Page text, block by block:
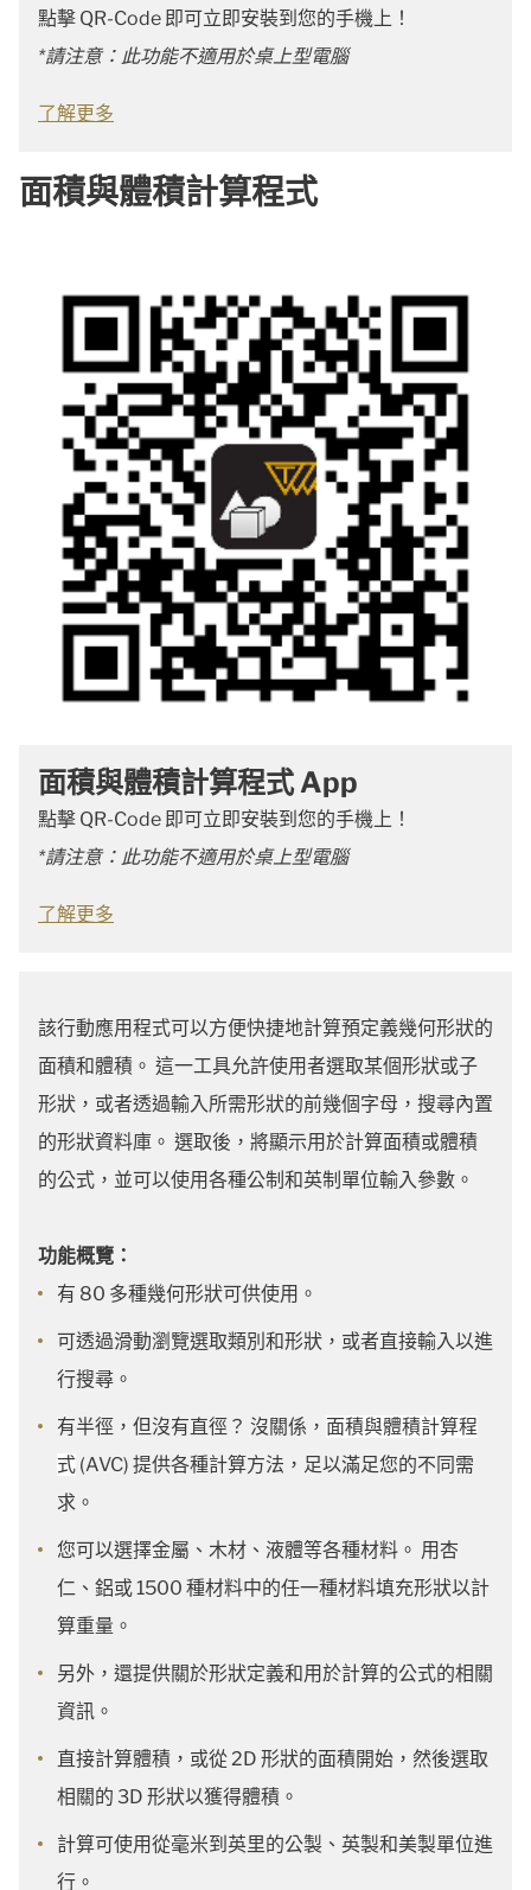
點擊 QR-Code 即可立即安裝到您的手機上！
*請注意：此功能不適用於桌上型電腦
了解更多
面積與體積計算程式
面積與體積計算程式 App
點擊 QR-Code 即可立即安裝到您的手機上！
*請注意：此功能不適用於桌上型電腦
了解更多
該行動應用程式可以方便快捷地計算預定義幾何形狀的
面積和體積。 這一工具允許使用者選取某個形狀或子
形狀，或者透過輸入所需形狀的前幾個字母，搜尋內置
的形狀資料庫。 選取後，將顯示用於計算面積或體積
的公式，並可以使用各種公制和英制單位輸入參數。
功能概覽：
有 80 多種幾何形狀可供使用。
可透過滑動瀏覽選取類別和形狀，或者直接輸入以進
行搜尋。
有半徑，但沒有直徑？ 沒關係， 面積與體積計算程
式 (AVC) 提供各種計算方法，足以滿足您的不同需
求。
您可以選擇金屬、木材、液體等各種材料。 用杏
仁、鋁或 1500 種材料中的任一種材料填充形狀以計
算重量。
另外，還提供關於形狀定義和用於計算的公式的相關
資訊。
直接計算體積，或從 2D 形狀的面積開始，然後選取
相關的 3D 形狀以獲得體積。
計算可使用從毫米到英里的公製、英製和美製單位進
行。